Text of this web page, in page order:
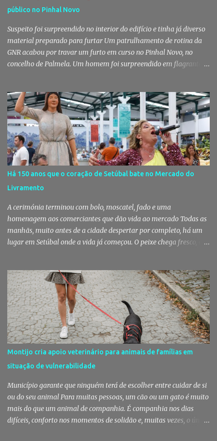
público no Pinhal Novo
Suspeito foi surpreendido no interior do edifício e tinha já diverso
material preparado para furtar Um patrulhamento de rotina da
GNR acabou por travar um furto em curso no Pinhal Novo, no
concelho de Palmela. Um homem foi surpreendido em flagrante
militares da Guarda. Patrulhamento da GNR termina com
detenção por furto A detenção ocorreu no dia 4 de Agosto, - mas
divulgada só nesta quinta-feira - numa ação desenvolvida pelo
Posto Territorial de Pinhal Novo. Segundo a GNR, "no âmbito de
uma ação de patrulhamento, os militares da Guarda detetaram
uma viatura estacionada num local referenciado pela prática de
furtos e pelo consumo de estupefacientes", circunstância que
motivou a realização de diligências policiais. Foi no decorrer
dessas ações que os militares localizaram um suspeito no interior
de um edifício público. Apanhado em flagrante De ...
Há 150 anos que o coração de Setúbal bate no Mercado do
Livramento
A cerimónia terminou com bolo, moscatel, fado e uma
homenagem aos comerciantes que dão vida ao mercado Todas as
manhãs, muito antes de a cidade despertar por completo, há um
lugar em Setúbal onde a vida já começou. O peixe chega fresco, os
fruta, das ervas e do pão acabado de cozer. Há 150 anos que esta
rotina se repete no Mercado do Livramento, um espaço que
continua a ser muito mais do que um mercado: é um dos maiores
símbolos da identidade setubalense. Mercado celebrou 150 anos
no último dia de Julho Foi considerado pela revista norte-
americana USA Today um dos melhores mercados de peixe do
mundo. Mas, para os setubalenses, o Mercado do Livramento vale
muito mais do que qualquer distinção internacional. O Mercado do
Livramento assinalou, no dia 31 de Julho, os 150 anos de existência
com uma cerimónia comemorativa na qual a Câmara Municipal
de Setúbal desta...
Montijo cria apoio veterinário para animais de famílias em
situação de vulnerabilidade
Município garante que ninguém terá de escolher entre cuidar de si
ou do seu animal Para muitas pessoas, um cão ou um gato é muito
mais do que um animal de companhia. É companhia nos dias
difíceis, conforto nos momentos de solidão e, muitas vezes, o único